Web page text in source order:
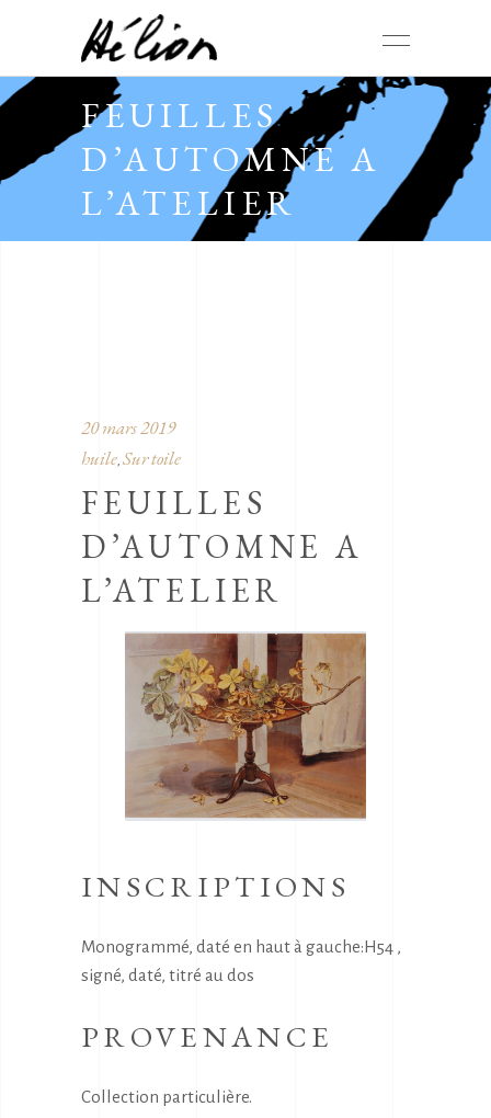
FEUILLES
D’AUTOMNE A
L’ATELIER
20 mars 2019
huile, Sur toile
FEUILLES
D’AUTOMNE A
L’ATELIER
INSCRIPTIONS
Monogrammé, daté en haut à gauche:H54 ,
signé, daté, titré au dos
PROVENANCE
Collection particulière.